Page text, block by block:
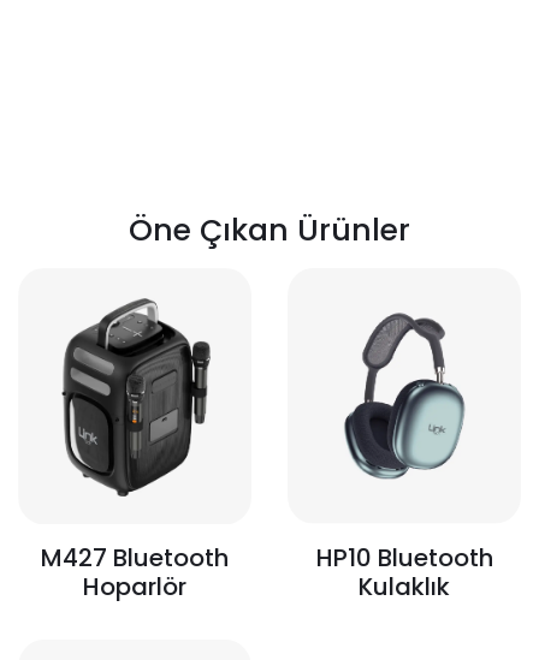
Öne Çıkan Ürünler
M427 Bluetooth
Hoparlör
HP10 Bluetooth
Kulaklık